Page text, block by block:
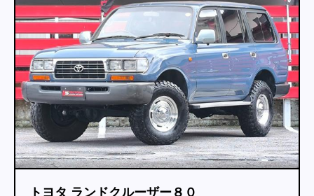
トヨタ ランドクルーザー８０